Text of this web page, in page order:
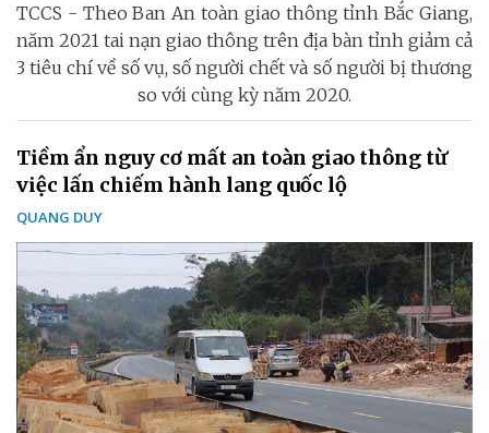
TCCS - Theo Ban An toàn giao thông tỉnh Bắc Giang,
năm 2021 tai nạn giao thông trên địa bàn tỉnh giảm cả
3 tiêu chí về số vụ, số người chết và số người bị thương
so với cùng kỳ năm 2020.
Tiềm ẩn nguy cơ mất an toàn giao thông từ
việc lấn chiếm hành lang quốc lộ
QUANG DUY